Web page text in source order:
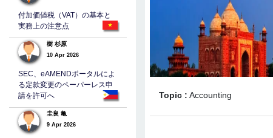
付加価値税（VAT）の基本と
実務上の注意点
樹 杉原
10 Apr 2026
SEC、eAMENDポータルによ
る定款変更のペーパーレス申
請を許可へ
圭良 亀
9 Apr 2026
Topic : Accounting